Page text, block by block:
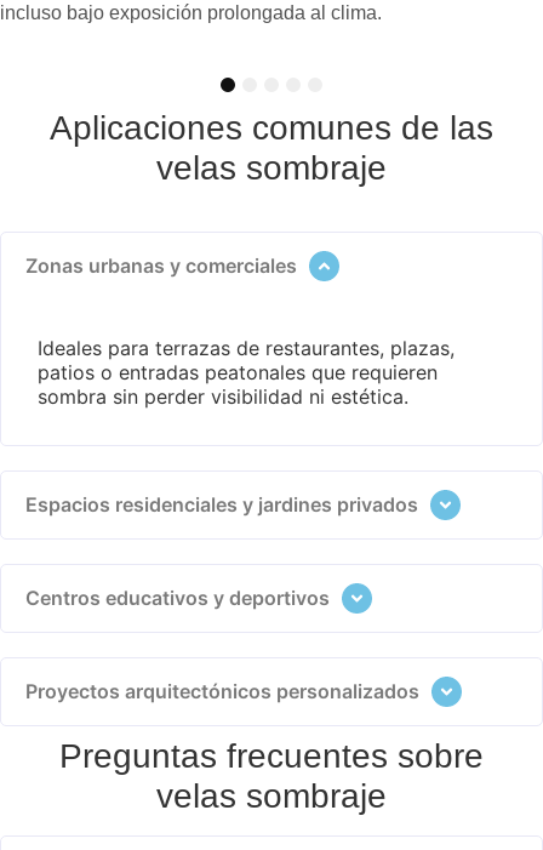
incluso bajo exposición prolongada al clima.
4
Aplicaciones comunes de las
velas sombraje
Zonas urbanas y comerciales
Ideales para terrazas de restaurantes, plazas,
patios o entradas peatonales que requieren
sombra sin perder visibilidad ni estética.
Espacios residenciales y jardines privados
Centros educativos y deportivos
Proyectos arquitectónicos personalizados
Preguntas frecuentes sobre
velas sombraje